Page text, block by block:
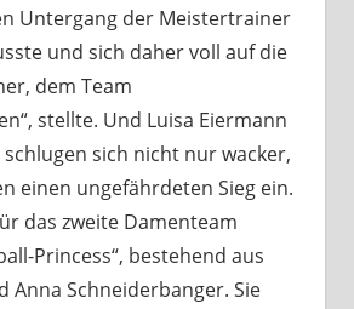
Untergang der Meistertrainer
und sich daher voll auf die
dem Team
stellte. Und Luisa Eiermann
schlugen sich nicht nur wacker,
einen ungefährdeten Sieg ein.
das zweite Damenteam
Princess“, bestehend aus
Anna Schneiderbanger. Sie